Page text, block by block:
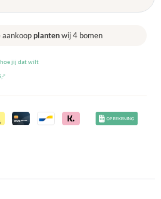
aankoop plantenwij 4 bomen
hoe jij dat wilt
*